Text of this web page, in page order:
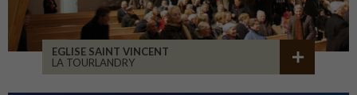
EGLISE SAINT VINCENT
LA TOURLANDRY